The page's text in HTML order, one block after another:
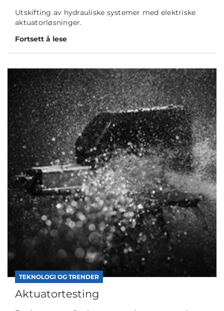
Utskifting av hydrauliske systemer med elektriske
aktuatorløsninger.
Fortsett å lese
TEKNOLOGI OG TRENDER
Aktuatortesting